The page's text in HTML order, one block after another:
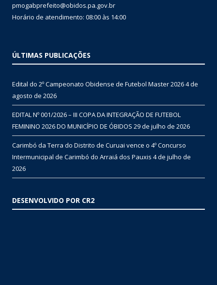
pmogabprefeito@obidos.pa.gov.br
Horário de atendimento: 08:00 às 14:00
ÚLTIMAS PUBLICAÇÕES
Edital do 2º Campeonato Obidense de Futebol Master 20264 de
agosto de 2026
EDITAL Nº 001/2026 – III COPA DA INTEGRAÇÃO DE FUTEBOL
FEMININO 2026 DO MUNICÍPIO DE ÓBIDOS 29 de julho de 2026
Carimbó da Terra do Distrito de Curuai vence o 4º Concurso
Intermunicipal de Carimbó do Arraiá dos Pauxis 4 de julho de
2026
DESENVOLVIDO POR CR2